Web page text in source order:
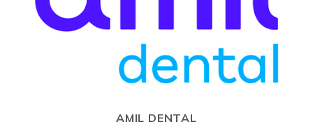
AMIL DENTAL